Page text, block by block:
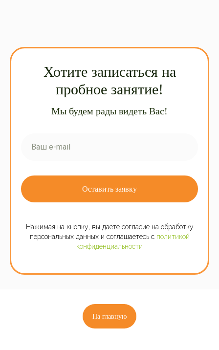
Хотите записаться на
пробное занятие!
Мы будем рады видеть Вас!
Оставить заявку
Нажимая на кнопку, вы даете согласие на обработку
персональных данных и соглашаетесь c политикой
конфиденциальности
На главную